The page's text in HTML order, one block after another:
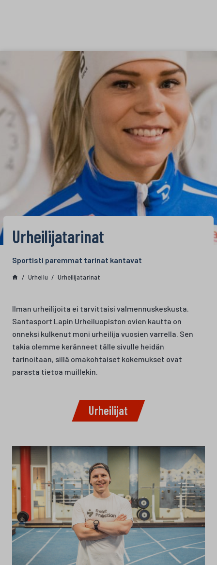
Urheilijatarinat
Sportisti paremmat tarinat kantavat
Urheilu Urheilijatarinat
Ilman urheilijoita ei tarvittaisi valmennuskeskusta.
Santasport Lapin Urheiluopiston ovien kautta on
onneksi kulkenut moni urheilija vuosien varrella. Sen
takia olemme keränneet tälle sivulle heidän
tarinoitaan, sillä omakohtaiset kokemukset ovat
parasta tietoa muillekin.
Urheilijat